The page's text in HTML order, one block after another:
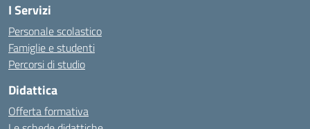
I Servizi
Personale scolastico
Famiglie e studenti
Percorsi di studio
Didattica
Offerta formativa